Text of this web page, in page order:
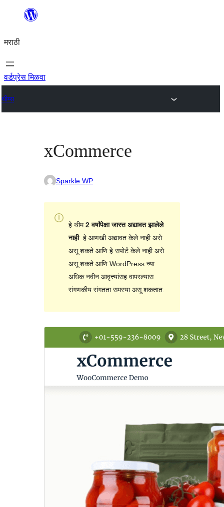
सामुग्रीवर
मराठी
वर्डप्रेस मिळवा
थीम्स
xCommerce
Sparkle WP
हे थीम2 वर्षांपेक्षा जास्त अद्यावत झालेले
नाही. हे आणखी अद्यावत केले नाही असे
असू शकते आणि हे सपोर्ट केले नाही असे
असू शकते आणि WordPress च्या
अधिक नवीन आवृत्त्यांसह वापरल्यास
संगणकीय संगतता समस्या असू शकतात.